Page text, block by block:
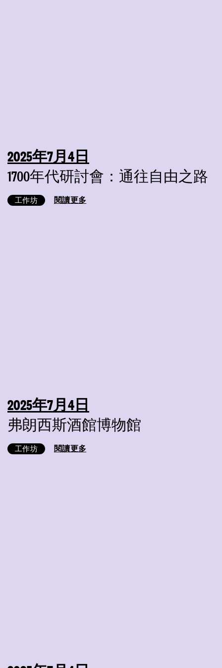
2025年7月4日
1700年代研討會：通往自由之路
工作坊 閱讀更多
2025年7月4日
弗朗西斯酒館博物館
工作坊 閱讀更多